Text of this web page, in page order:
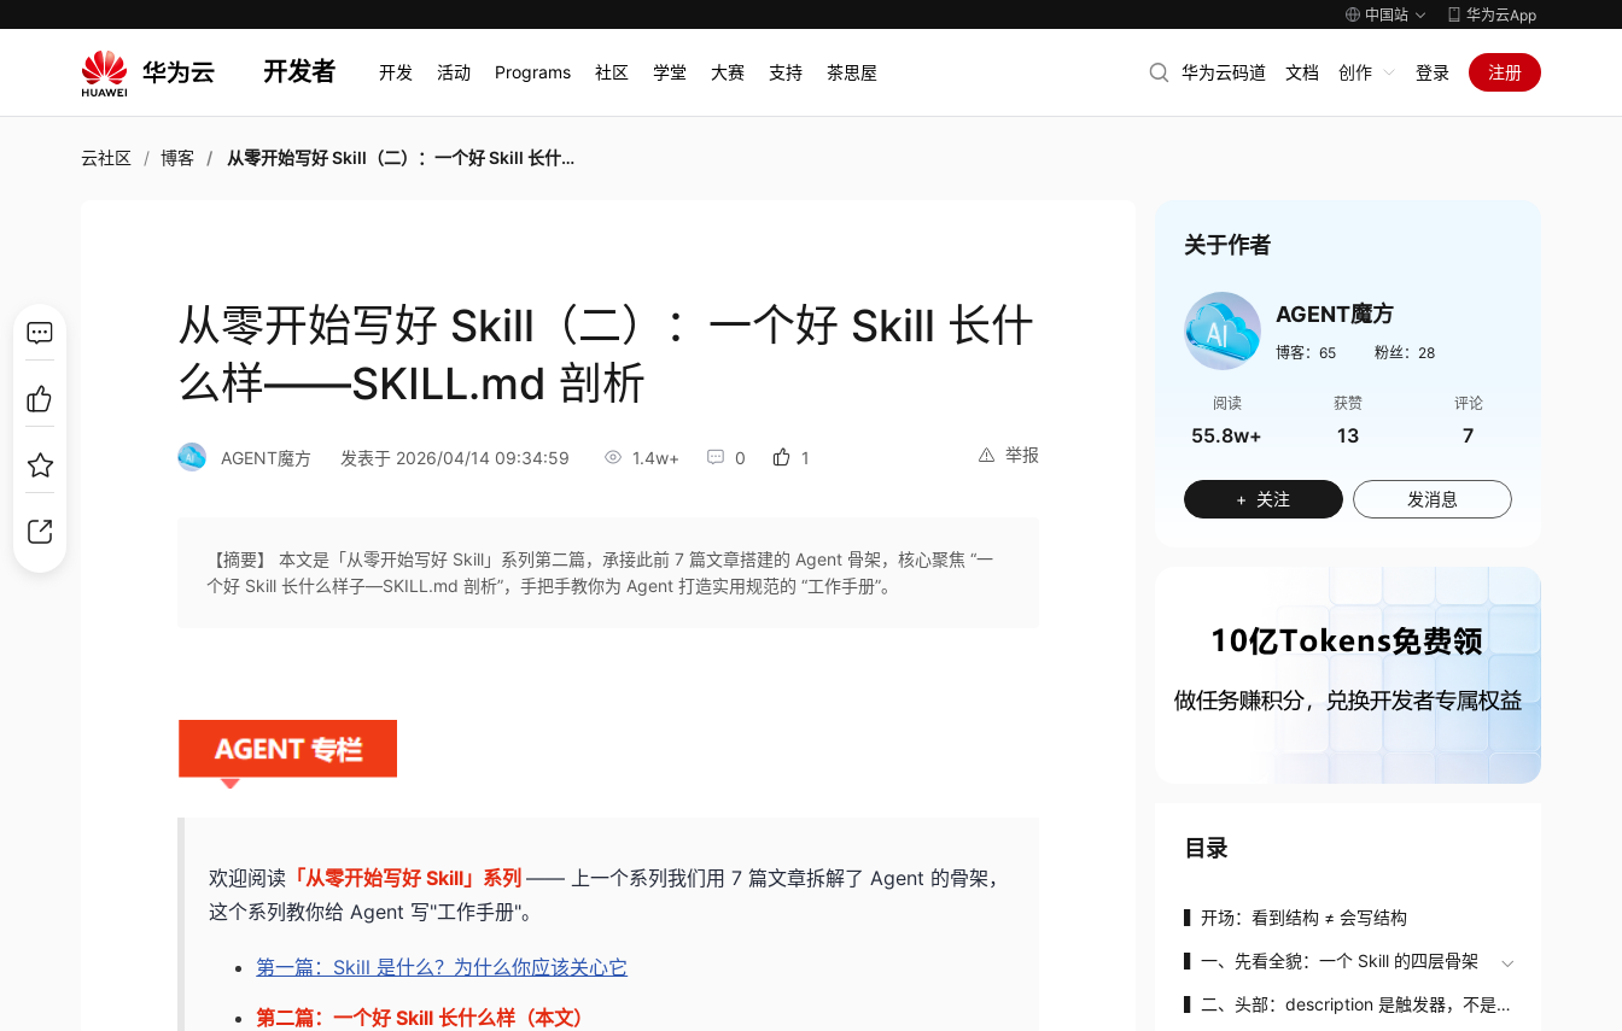
中国站 华为云App
开发者 开发 活动 Programs 社区 学堂 大赛 支持 茶思屋 华为云码道 文档 创作 登录 注册
云社区 博客 从零开始写好 Skill（二）：一个好 Skill 长什么样——SKILL.md 剖析
从零开始写好 Skill（二）：一个好 Skill 长什
么样——SKILL.md 剖析
举报
AGENT魔方 发表于 2026/04/14 09:34:59 1.4w+ 0 1
【摘要】 本文是「从零开始写好 Skill」系列第二篇，承接此前 7 篇文章搭建的 Agent 骨架，核心聚焦 “一
个好 Skill 长什么样子—SKILL.md 剖析”，手把手教你为 Agent 打造实用规范的 “工作手册”。
欢迎阅读 「从零开始写好 Skill」系列—— 上一个系列我们用 7 篇文章拆解了 Agent 的骨架，
这个系列教你给 Agent 写"工作手册"。
第一篇：Skill 是什么？为什么你应该关心它
第二篇：一个好 Skill 长什么样（本文）
关于作者
AGENT魔方
博客： 65 粉丝： 28
阅读
55.8w+
获赞
13
评论
7
+ 关注 发消息
目录
▍开场：看到结构 ≠ 会写结构
▍一、先看全貌：一个 Skill 的四层骨架
▍二、头部：description 是触发器，不是